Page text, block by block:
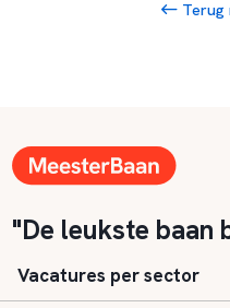
"De leukste baan
Vacatures per sector